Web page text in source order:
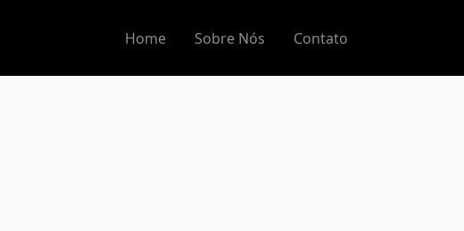
Home Sobre Nós Contato